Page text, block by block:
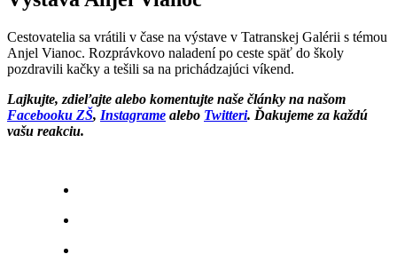
Cestovatelia sa vrátili v čase na výstave v Tatranskej Galérii s témou
Anjel Vianoc. Rozprávkovo naladení po ceste späť do školy
pozdravili kačky a tešili sa na prichádzajúci víkend.
Lajkujte, zdieľajte alebo komentujte naše články na našom
Facebooku ZŠ, Instagrame alebo Twitteri. Ďakujeme za každú
vašu reakciu.